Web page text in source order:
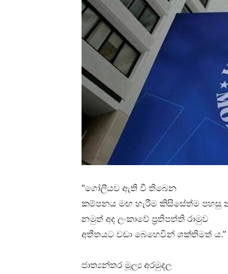
“ගෝලීයව ඇති වී තිබෙන
කම්පනය මඟ හැරීම කිසිසේත්ම පහසු
නමුත් අද ලංකාවේ ප්‍රතිපත්ති රාමුව
අතීතයට වඩා බෙහෙවින් ශක්තිමත් ය.”
ජාත්‍යන්තර මූල්‍ය අරමුදල